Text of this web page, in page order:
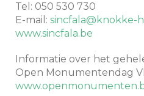
Tel: 050 530 730
E-mail: sincfala@knokke-
www.sincfala.be
Informatie over het
Open Monumentendag